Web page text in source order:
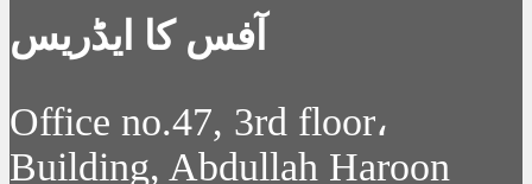
آفس کا ایڈریس
Office no.47, 3rd floor،
Building, Abdullah Haroon